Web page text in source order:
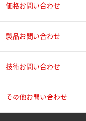
価格お問い合わせ
製品お問い合わせ
技術お問い合わせ
その他お問い合わせ